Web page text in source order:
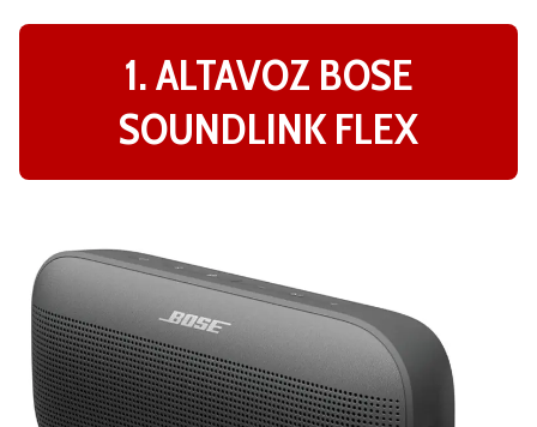
1. ALTAVOZ BOSE
SOUNDLINK FLEX